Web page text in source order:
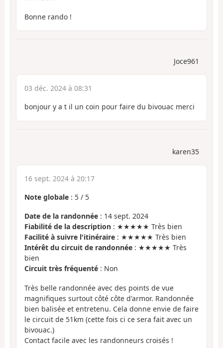
Bonne rando !
Joce961
03 déc. 2024 à 08:31
bonjour y a t il un coin pour faire du bivouac merci
karen35
16 sept. 2024 à 20:17
Note globale : 5 / 5
Date de la randonnée : 14 sept. 2024
Fiabilité de la description : ★★★★★ Très bien
Facilité à suivre l'itinéraire : ★★★★★ Très bien
Intérêt du circuit de randonnée : ★★★★★ Très
bien
Circuit très fréquenté : Non
Très belle randonnée avec des points de vue
magnifiques surtout côté côte d'armor. Randonnée
bien balisée et entretenu. Cela donne envie de faire
le circuit de 51km (cette fois ci ce sera fait avec un
bivouac.)
Contact facile avec les randonneurs croisés !